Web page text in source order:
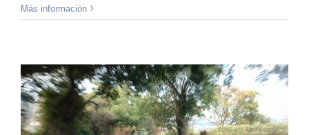
Más información